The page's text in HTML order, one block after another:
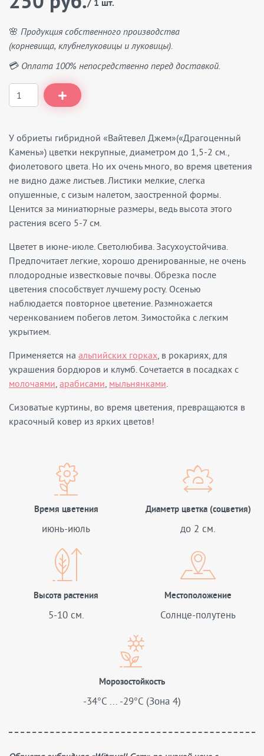
/ 1 шт.
🌸 Продукция собственного производства
(корневища, клубнелуковицы и луковицы).
💳 Оплата 100% непосредственно перед доставкой.
У обриеты гибридной «Вайтевел Джем»(«Драгоценный
Камень») цветки некрупные, диаметром до 1,5-2 см.,
фиолетового цвета. Но их очень много, во время цветения
не видно даже листьев. Листики мелкие, слегка
опушенные, с сизым налетом, заостренной формы.
Ценится за миниатюрные размеры, ведь высота этого
растения всего 5-7 см.
Цветет в июне-июле. Светолюбива. Засухоустойчива.
Предпочитает легкие, хорошо дренированные, не очень
плодородные известковые почвы. Обрезка после
цветения способствует лучшему росту. Осенью
наблюдается повторное цветение. Размножается
черенкованием побегов летом. Зимостойка с легким
укрытием.
Применяется на альпийских горках, в рокариях, для
украшения бордюров и клумб. Сочетается в посадках с
молочаями, арабисами, мыльнянками.
Сизоватые куртины, во время цветения, превращаются в
красочный ковер из ярких цветов!
Время цветения
июнь-июль
Диаметр цветка (соцветия)
до 2 см.
Высота растения
5-10 см.
Местоположение
Солнце-полутень
Морозостойкость
-34°C ... -29°C (Зона 4)